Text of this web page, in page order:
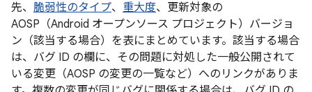
先、 脆弱性のタイプ、 重大度、更新対象の
AOSP（Android オープンソース プロジェクト）バージョ
ン（該当する場合）を表にまとめています。該当する場合
は、バグ ID の欄に、その問題に対処した一般公開されて
いる変更（AOSP の変更の一覧など）へのリンクがありま